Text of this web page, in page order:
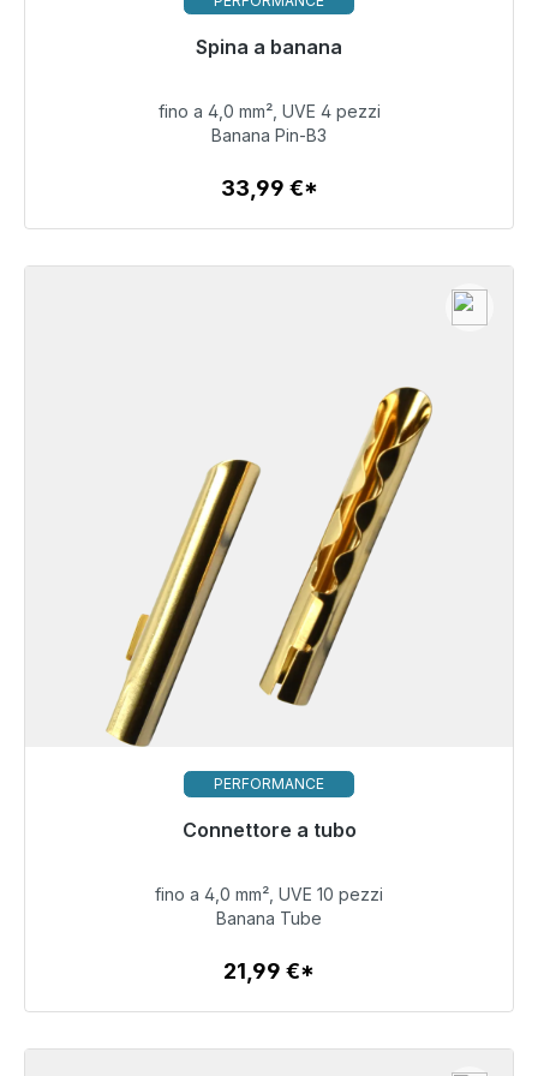
Spina a banana
Pronto per la spedizione immediata, tempo di
33,99 €
Dettagli
fino a 4,0 mm², UVE 4 pezzi
Banana Pin-B3
33,99 €*
PERFORMANCE
Connettore a tubo
Pronto per la spedizione immediata, tempo di
21,99 €
Dettagli
fino a 4,0 mm², UVE 10 pezzi
Banana Tube
21,99 €*